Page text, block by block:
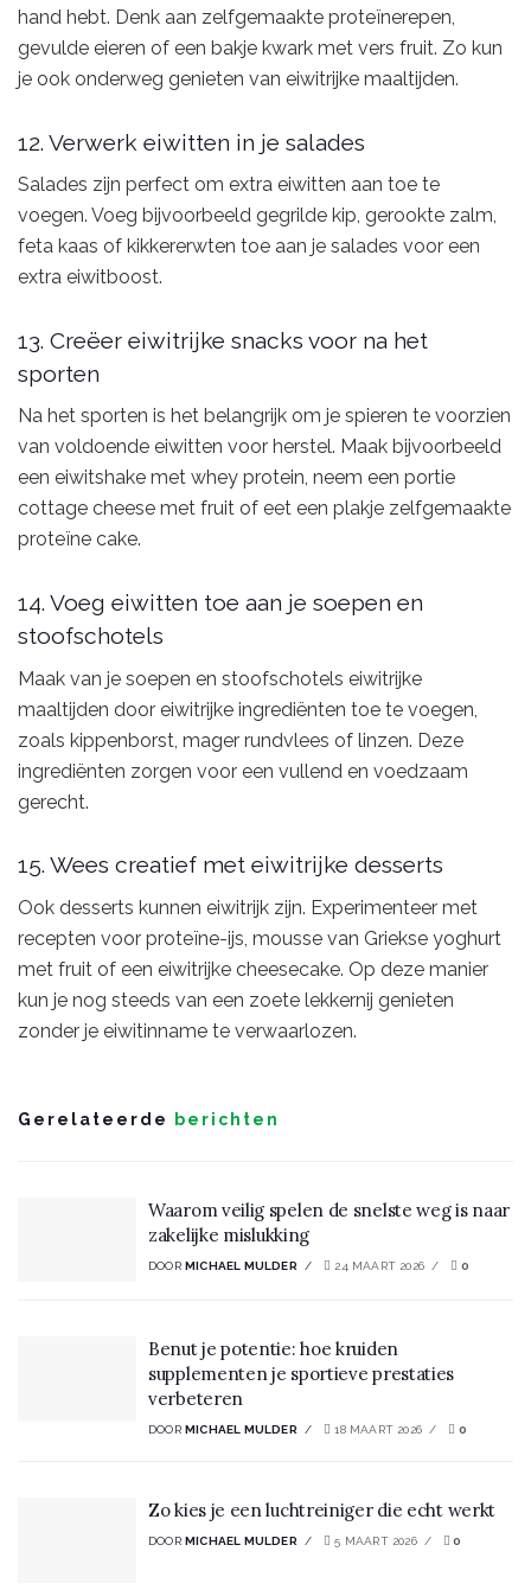
hand hebt. Denk aan zelfgemaakte proteïnerepen,
gevulde eieren of een bakje kwark met vers fruit. Zo kun
je ook onderweg genieten van eiwitrijke maaltijden.
12. Verwerk eiwitten in je salades
Salades zijn perfect om extra eiwitten aan toe te
voegen. Voeg bijvoorbeeld gegrilde kip, gerookte zalm,
feta kaas of kikkererwten toe aan je salades voor een
extra eiwitboost.
13. Creëer eiwitrijke snacks voor na het
sporten
Na het sporten is het belangrijk om je spieren te voorzien
van voldoende eiwitten voor herstel. Maak bijvoorbeeld
een eiwitshake met whey protein, neem een portie
cottage cheese met fruit of eet een plakje zelfgemaakte
proteïne cake.
14. Voeg eiwitten toe aan je soepen en
stoofschotels
Maak van je soepen en stoofschotels eiwitrijke
maaltijden door eiwitrijke ingrediënten toe te voegen,
zoals kippenborst, mager rundvlees of linzen. Deze
ingrediënten zorgen voor een vullend en voedzaam
gerecht.
15. Wees creatief met eiwitrijke desserts
Ook desserts kunnen eiwitrijk zijn. Experimenteer met
recepten voor proteïne-ijs, mousse van Griekse yoghurt
met fruit of een eiwitrijke cheesecake. Op deze manier
kun je nog steeds van een zoete lekkernij genieten
zonder je eiwitinname te verwaarlozen.
Gerelateerde berichten
Waarom veilig spelen de snelste weg is naar
zakelijke mislukking
DOOR MICHAEL MULDER 24 MAART 2026 0
Benut je potentie: hoe kruiden
supplementen je sportieve prestaties
verbeteren
DOOR MICHAEL MULDER 18 MAART 2026 0
Zo kies je een luchtreiniger die echt werkt
DOOR MICHAEL MULDER 5 MAART 2026 0